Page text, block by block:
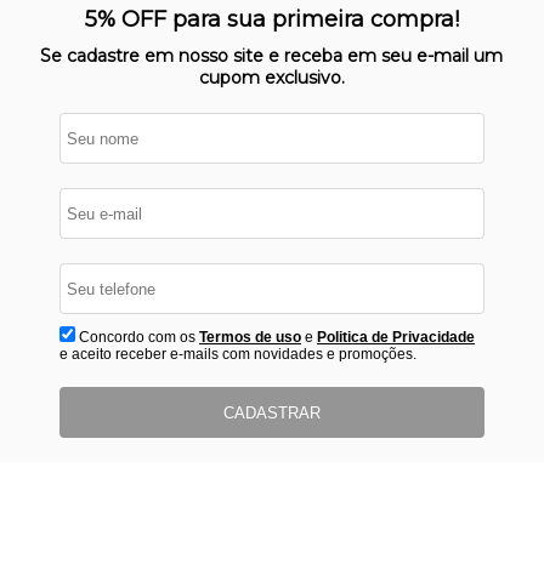
Nosso site opera em ambiente
protegido
5% OFF para sua primeira compra!
Se cadastre em nosso site e receba em seu e-mail um
cupom exclusivo.
Concordo com os Termos de usoe Politica de Privacidade
e aceito receber e-mails com novidades e promoções.
CADASTRAR